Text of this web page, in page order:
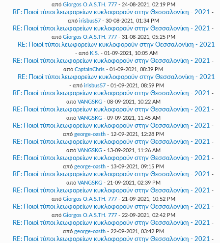
από Giorgos O.A.S.TH. 777- 24-08-2021, 02:19 PM
RE: Ποιοί τύποι λεωφορείων κυκλοφορούν στην Θεσσαλονίκη - 2021 -
από irisbus57- 30-08-2021, 01:34 PM
RE: Ποιοί τύποι λεωφορείων κυκλοφορούν στην Θεσσαλονίκη - 2021 -
από Giorgos O.A.S.TH. 777- 31-08-2021, 05:25 PM
RE: Ποιοί τύποι λεωφορείων κυκλοφορούν στην Θεσσαλονίκη - 2021
- από K.S. - 01-09-2021, 10:05 AM
RE: Ποιοί τύποι λεωφορείων κυκλοφορούν στην Θεσσαλονίκη - 2021 -
από CaptainChris - 01-09-2021, 08:39 PM
RE: Ποιοί τύποι λεωφορείων κυκλοφορούν στην Θεσσαλονίκη - 2021
- από irisbus57- 01-09-2021, 08:59 PM
RE: Ποιοί τύποι λεωφορείων κυκλοφορούν στην Θεσσαλονίκη - 2021 -
από VANGSKG- 08-09-2021, 10:22 AM
RE: Ποιοί τύποι λεωφορείων κυκλοφορούν στην Θεσσαλονίκη - 2021 -
από VANGSKG- 09-09-2021, 11:45 AM
RE: Ποιοί τύποι λεωφορείων κυκλοφορούν στην Θεσσαλονίκη - 2021 -
από george-oasth- 12-09-2021, 12:28 PM
RE: Ποιοί τύποι λεωφορείων κυκλοφορούν στην Θεσσαλονίκη - 2021 -
από VANGSKG- 13-09-2021, 11:26 AM
RE: Ποιοί τύποι λεωφορείων κυκλοφορούν στην Θεσσαλονίκη - 2021 -
από george-oasth- 13-09-2021, 09:15 PM
RE: Ποιοί τύποι λεωφορείων κυκλοφορούν στην Θεσσαλονίκη - 2021 -
από VANGSKG- 21-09-2021, 02:39 PM
RE: Ποιοί τύποι λεωφορείων κυκλοφορούν στην Θεσσαλονίκη - 2021 -
από Giorgos O.A.S.TH. 777- 21-09-2021, 10:52 PM
RE: Ποιοί τύποι λεωφορείων κυκλοφορούν στην Θεσσαλονίκη - 2021 -
από Giorgos O.A.S.TH. 777- 22-09-2021, 02:42 PM
RE: Ποιοί τύποι λεωφορείων κυκλοφορούν στην Θεσσαλονίκη - 2021 -
από george-oasth- 22-09-2021, 03:42 PM
RE: Ποιοί τύποι λεωφορείων κυκλοφορούν στην Θεσσαλονίκη - 2021 -